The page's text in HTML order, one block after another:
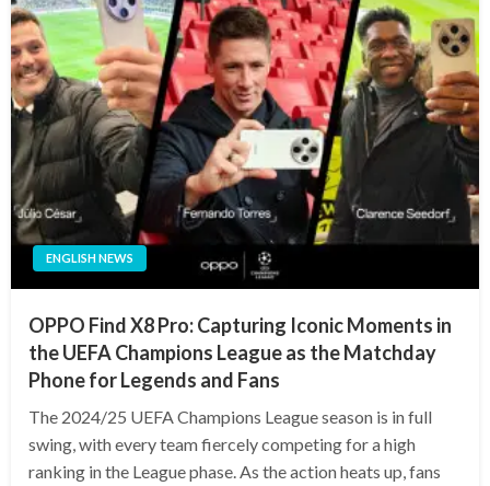
ENGLISH NEWS
OPPO Find X8 Pro: Capturing Iconic Moments in
the UEFA Champions League as the Matchday
Phone for Legends and Fans
The 2024/25 UEFA Champions League season is in full
swing, with every team fiercely competing for a high
ranking in the League phase. As the action heats up, fans